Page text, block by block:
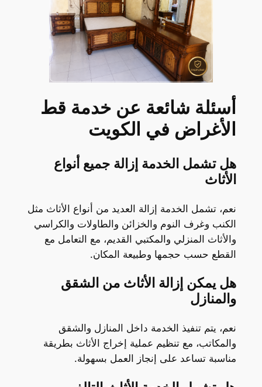
أسئلة شائعة عن خدمة قط
الأغراض في الكويت
هل تشمل الخدمة إزالة جميع أنواع
الأثاث
نعم، تشمل الخدمة إزالة العديد من أنواع الأثاث مثل
الكنب وغرف النوم والخزائن والطاولات والكراسي
والأثاث المنزلي والمكتبي القديم، مع التعامل مع
القطع حسب حجمها وطبيعة المكان.
هل يمكن إزالة الأثاث من الشقق
والمنازل
نعم، يتم تنفيذ الخدمة داخل المنازل والشقق
والمكاتب، مع تنظيم عملية إخراج الأثاث بطريقة
مناسبة تساعد على إنجاز العمل بسهولة.